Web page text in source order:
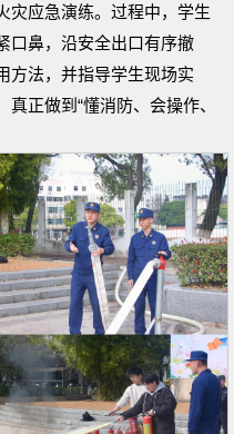
灾应急演练。过程中，学生
口鼻，沿安全出口有序撤
方法，并指导学生现场实
正做到“懂消防、会操作、